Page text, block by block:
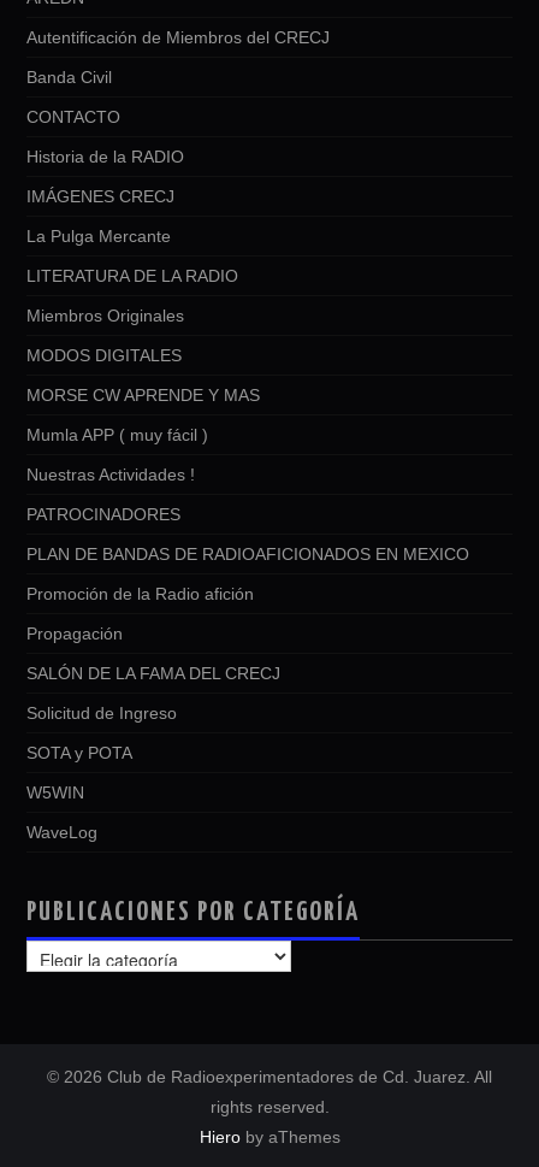
Autentificación de Miembros del CRECJ
Banda Civil
CONTACTO
Historia de la RADIO
IMÁGENES CRECJ
La Pulga Mercante
LITERATURA DE LA RADIO
Miembros Originales
MODOS DIGITALES
MORSE CW APRENDE Y MAS
Mumla APP ( muy fácil )
Nuestras Actividades !
PATROCINADORES
PLAN DE BANDAS DE RADIOAFICIONADOS EN MEXICO
Promoción de la Radio afición
Propagación
SALÓN DE LA FAMA DEL CRECJ
Solicitud de Ingreso
SOTA y POTA
W5WIN
WaveLog
PUBLICACIONES POR CATEGORÍA
PUBLICACIONES
POR
© 2026 Club de Radioexperimentadores de Cd. Juarez. All
rights reserved.
Hieroby aThemes